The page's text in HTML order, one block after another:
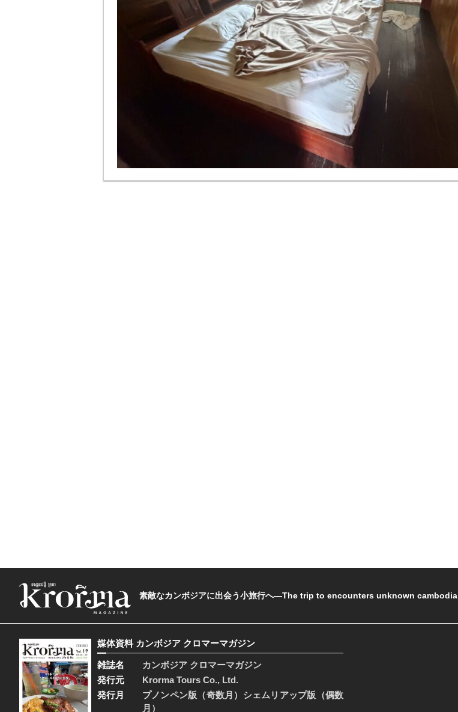
素敵なカンボジアに出会う小旅行へ―The trip to encounters unknown cambodia
媒体資料 カンボジア クロマーマガジン
雑誌名
カンボジア クロマーマガジン
発行元
Krorma Tours Co., Ltd.
発行月
プノンペン版（奇数月）シェムリアップ版（偶数
月）